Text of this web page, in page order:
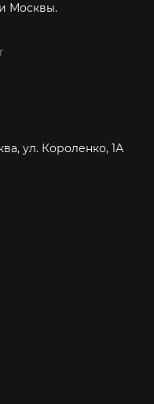
Москвы.
ул. Короленко, 1А